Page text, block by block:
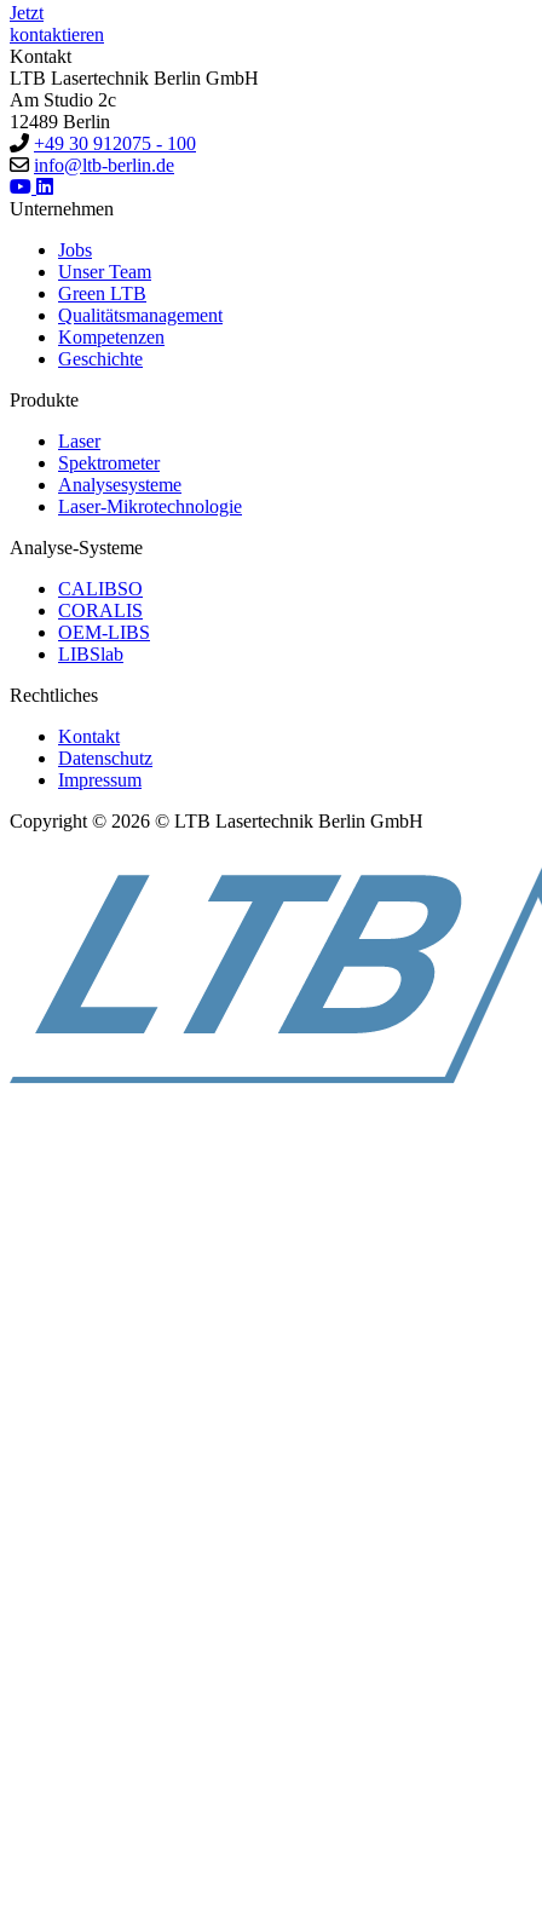
Jetzt
kontaktieren
Kontakt
LTB Lasertechnik Berlin GmbH
Am Studio 2c
12489 Berlin
+49 30 912075 - 100
info@ltb-berlin.de
Unternehmen
Jobs
Unser Team
Green LTB
Qualitätsmanagement
Kompetenzen
Geschichte
Produkte
Laser
Spektrometer
Analysesysteme
Laser-Mikrotechnologie
Analyse-Systeme
CALIBSO
CORALIS
OEM-LIBS
LIBSlab
Rechtliches
Kontakt
Datenschutz
Impressum
Copyright © 2026 © LTB Lasertechnik Berlin GmbH